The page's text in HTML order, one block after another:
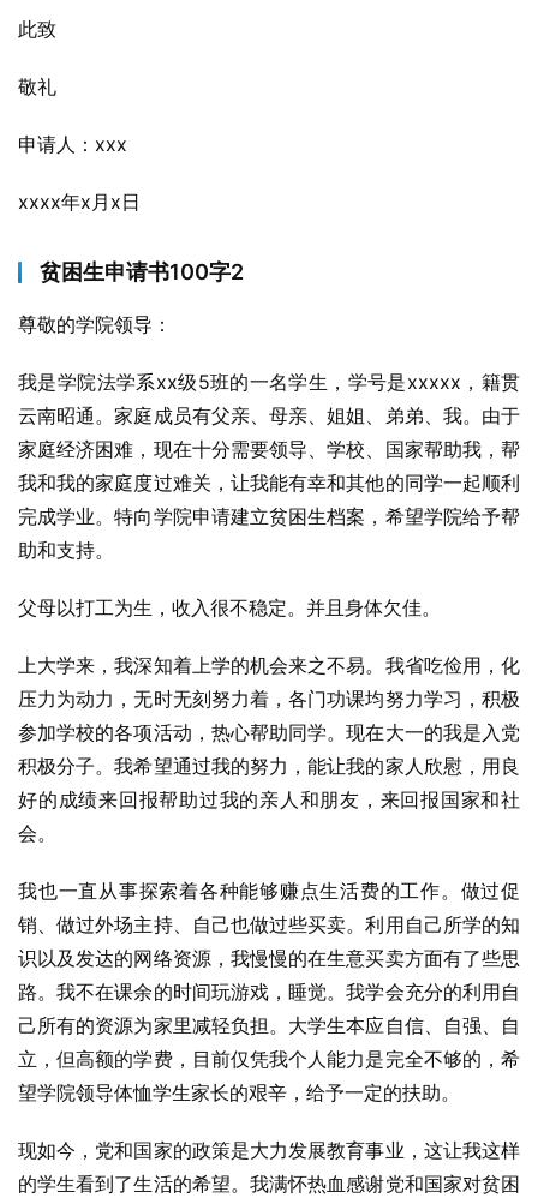
此致
敬礼
申请人：xxx
xxxx年x月x日
贫困生申请书100字2
尊敬的学院领导：
我是学院法学系xx级5班的一名学生，学号是xxxxx，籍贯
云南昭通。家庭成员有父亲、母亲、姐姐、弟弟、我。由于
家庭经济困难，现在十分需要领导、学校、国家帮助我，帮
我和我的家庭度过难关，让我能有幸和其他的同学一起顺利
完成学业。特向学院申请建立贫困生档案，希望学院给予帮
助和支持。
父母以打工为生，收入很不稳定。并且身体欠佳。
上大学来，我深知着上学的机会来之不易。我省吃俭用，化
压力为动力，无时无刻努力着，各门功课均努力学习，积极
参加学校的各项活动，热心帮助同学。现在大一的我是入党
积极分子。我希望通过我的努力，能让我的家人欣慰，用良
好的成绩来回报帮助过我的亲人和朋友，来回报国家和社
会。
我也一直从事探索着各种能够赚点生活费的工作。做过促
销、做过外场主持、自己也做过些买卖。利用自己所学的知
识以及发达的网络资源，我慢慢的在生意买卖方面有了些思
路。我不在课余的时间玩游戏，睡觉。我学会充分的利用自
己所有的资源为家里减轻负担。大学生本应自信、自强、自
立，但高额的学费，目前仅凭我个人能力是完全不够的，希
望学院领导体恤学生家长的艰辛，给予一定的扶助。
现如今，党和国家的政策是大力发展教育事业，这让我这样
的学生看到了生活的希望。我满怀热血感谢党和国家对贫困